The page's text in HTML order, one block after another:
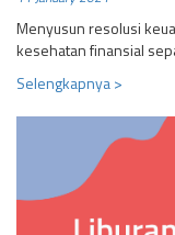
Menyusun resolusi
kesehatan finansial
Selengkapnya >